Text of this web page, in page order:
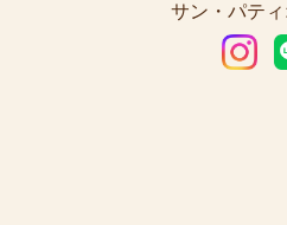
サン・パテ